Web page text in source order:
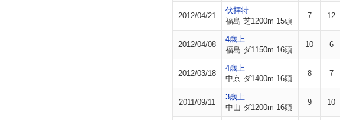
2012/04/21
伏拝特
福島 芝1200m 15頭
7 12
2012/04/08
4歳上
福島 ダ1150m 16頭
10 6
2012/03/18
4歳上
中京 ダ1400m 16頭
8 7
2011/09/11
3歳上
中山 ダ1200m 16頭
9 10